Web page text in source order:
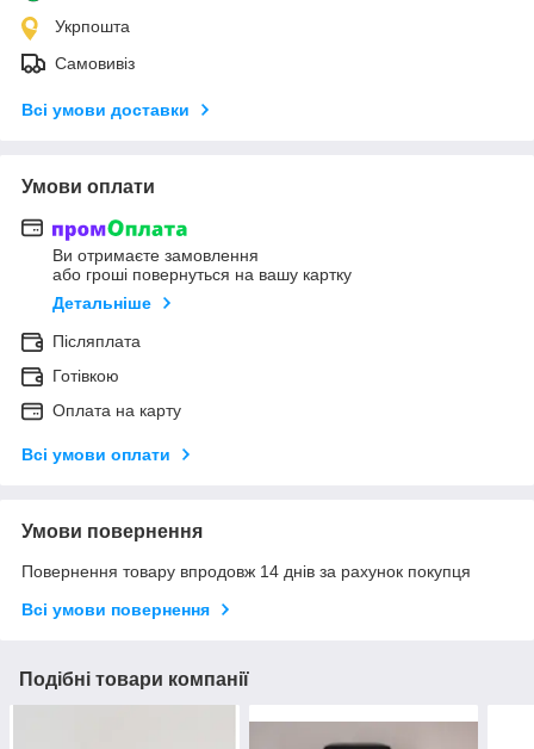
Укрпошта
Самовивіз
Всі умови доставки
Умови оплати
Ви отримаєте замовлення
або гроші повернуться на вашу картку
Детальніше
Післяплата
Готівкою
Оплата на карту
Всі умови оплати
Умови повернення
Повернення товару впродовж 14 днів за рахунок покупця
Всі умови повернення
Подібні товари компанії